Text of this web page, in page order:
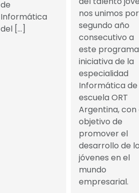
de
Informática
del […]
nos unimos por
segundo año
consecutivo a
este
iniciativa de la
especialidad
Informática de
escuela ORT
Argentina, con
objetivo de
promover el
desarrollo de
jóvenes en el
mundo
empresarial.